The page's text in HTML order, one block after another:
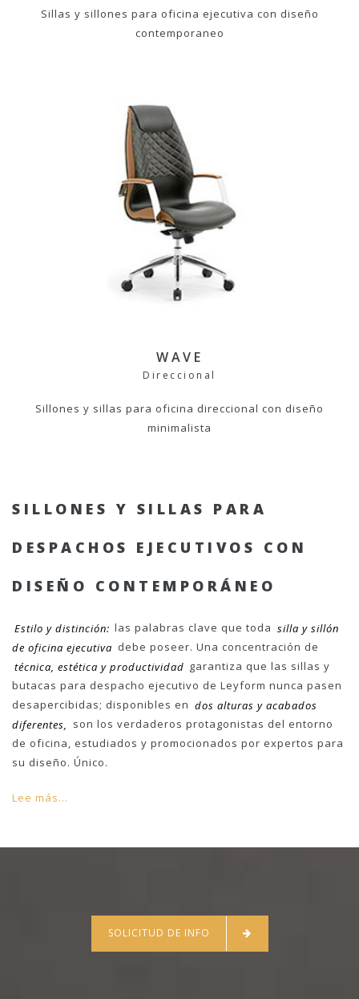
Sillas y sillones para oficina ejecutiva con diseño
contemporaneo
WAVE
Direccional
Sillones y sillas para oficina direccional con diseño
minimalista
SILLONES Y SILLAS PARA
DESPACHOS EJECUTIVOS CON
DISEÑO CONTEMPORÁNEO
Estilo y distinción: las palabras clave que toda silla y sillón
de oficina ejecutiva debe poseer. Una concentración de
técnica, estética y productividad garantiza que las sillas y
butacas para despacho ejecutivo de Leyform nunca pasen
desapercibidas; disponibles en dos alturas y acabados
diferentes,
son los verdaderos protagonistas del entorno
de oficina, estudiados y promocionados por expertos para
su diseño. Único.
Lee más...
SOLICITUD DE INFO